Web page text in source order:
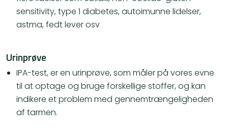
sensitivity, type 1 diabetes, autoimunne lidelser,
astma, fedt lever osv
Urinprøve
​IPA-test, er en urinprøve, som måler på vores evne
til at optage og bruge forskellige stoffer, og kan
indikere et problem med gennemtrængeligheden
af tarmen.